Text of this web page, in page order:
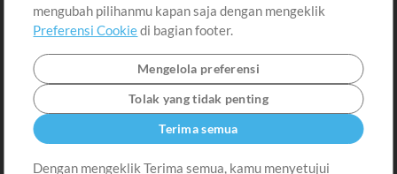
Kirimkan musik kamu
Playlist
MT Conference
mengubah pilihanmu kapan saja dengan mengeklik
Preferensi Cookiedi bagian footer.
Mengelola preferensi
Tolak yang tidak penting
Terima semua
Dengan mengeklik Terima semua, kamu menyetujui